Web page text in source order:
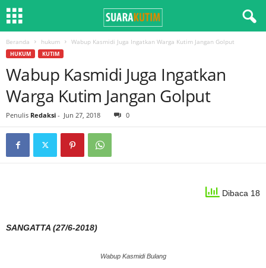
Beranda hukum Wabup Kasmidi Juga Ingatkan Warga Kutim Jangan Golput
HUKUM KUTIM
Wabup Kasmidi Juga Ingatkan
Warga Kutim Jangan Golput
Penulis Redaksi - Jun 27, 2018 0
Dibaca 18
SANGATTA (27/6-2018)
Wabup Kasmidi Bulang